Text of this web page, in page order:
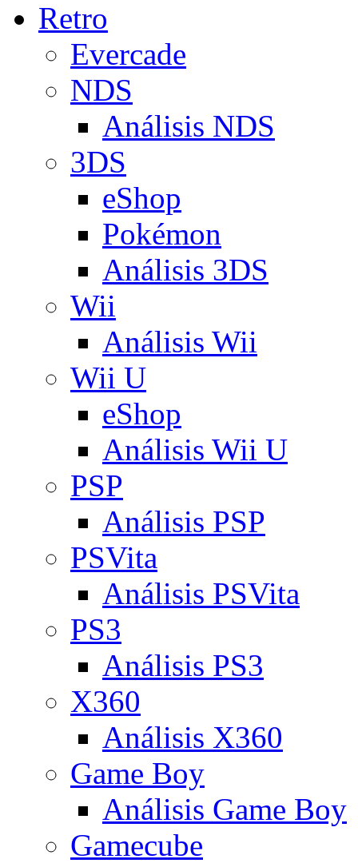
Retro
Evercade
NDS
Análisis NDS
3DS
eShop
Pokémon
Análisis 3DS
Wii
Análisis Wii
Wii U
eShop
Análisis Wii U
PSP
Análisis PSP
PSVita
Análisis PSVita
PS3
Análisis PS3
X360
Análisis X360
Game Boy
Análisis Game Boy
Gamecube